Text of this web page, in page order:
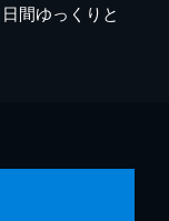
間ゆっくりと